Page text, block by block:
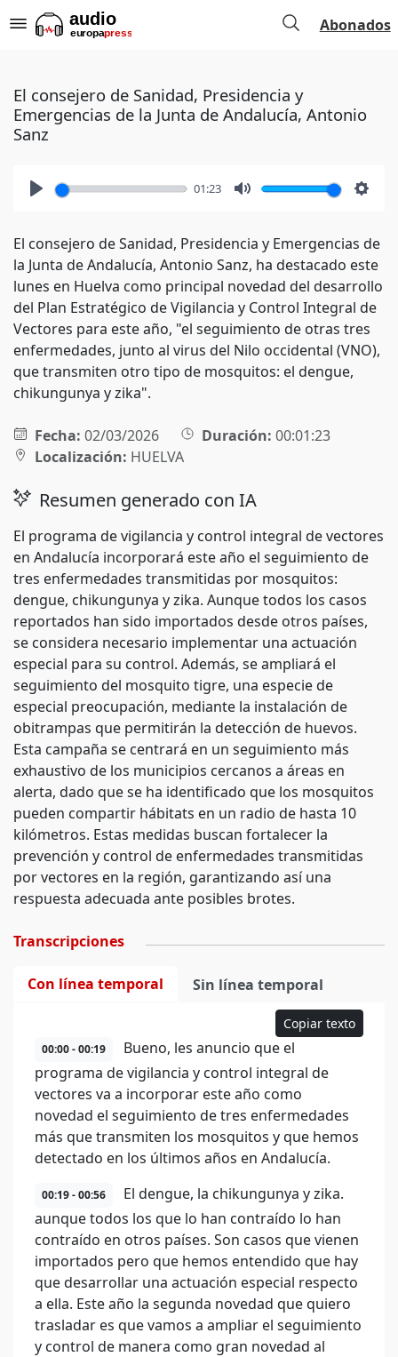
Abonados
El consejero de Sanidad, Presidencia y
Emergencias de la Junta de Andalucía, Antonio
Sanz
01:23
El consejero de Sanidad, Presidencia y Emergencias de
la Junta de Andalucía, Antonio Sanz, ha destacado este
lunes en Huelva como principal novedad del desarrollo
del Plan Estratégico de Vigilancia y Control Integral de
Vectores para este año, "el seguimiento de otras tres
enfermedades, junto al virus del Nilo occidental (VNO),
que transmiten otro tipo de mosquitos: el dengue,
chikungunya y zika".
Fecha: 02/03/2026 Duración: 00:01:23
Localización: HUELVA
Resumen generado con IA
El programa de vigilancia y control integral de vectores
en Andalucía incorporará este año el seguimiento de
tres enfermedades transmitidas por mosquitos:
dengue, chikungunya y zika. Aunque todos los casos
reportados han sido importados desde otros países,
se considera necesario implementar una actuación
especial para su control. Además, se ampliará el
seguimiento del mosquito tigre, una especie de
especial preocupación, mediante la instalación de
obitrampas que permitirán la detección de huevos.
Esta campaña se centrará en un seguimiento más
exhaustivo de los municipios cercanos a áreas en
alerta, dado que se ha identificado que los mosquitos
pueden compartir hábitats en un radio de hasta 10
kilómetros. Estas medidas buscan fortalecer la
prevención y control de enfermedades transmitidas
por vectores en la región, garantizando así una
respuesta adecuada ante posibles brotes.
Transcripciones
Con línea temporal Sin línea temporal
Copiar texto
00:00 - 00:19
Bueno, les anuncio que el
programa de vigilancia y control integral de
vectores va a incorporar este año como
novedad el seguimiento de tres enfermedades
más que transmiten los mosquitos y que hemos
detectado en los últimos años en Andalucía.
00:19 - 00:56
El dengue, la chikungunya y zika.
aunque todos los que lo han contraído lo han
contraído en otros países. Son casos que vienen
importados pero que hemos entendido que hay
que desarrollar una actuación especial respecto
a ella. Este año la segunda novedad que quiero
trasladar es que vamos a ampliar el seguimiento
y control de manera como gran novedad al